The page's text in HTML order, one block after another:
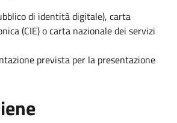
di identità digitale), carta
(CIE) o carta nazionale dei servizi
prevista per la presentazione